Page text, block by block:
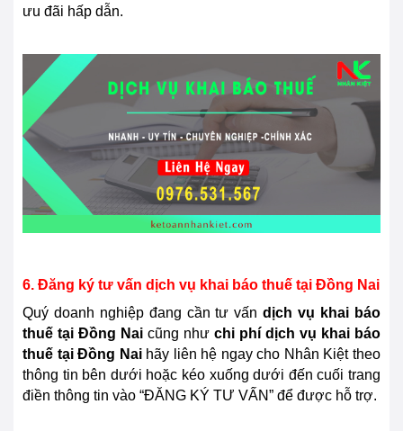
ưu đãi hấp dẫn.
6. Đăng ký tư vấn dịch vụ khai báo thuế tại Đồng Nai
Quý doanh nghiệp đang cần tư vấndịch vụ khai báo
thuế tại Đồng Nai cũng như chi phí dịch vụ khai báo
thuế tại Đồng Naihãy liên hệ ngay cho Nhân Kiệt theo
thông tin bên dưới hoặc kéo xuống dưới đến cuối trang
điền thông tin vào “ĐĂNG KÝ TƯ VẤN” để được hỗ trợ.